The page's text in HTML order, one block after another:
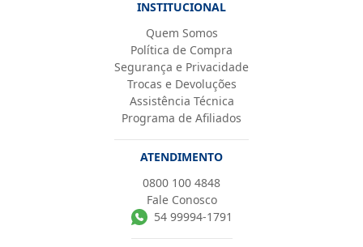
INSTITUCIONAL
Quem Somos
Política de Compra
Segurança e Privacidade
Trocas e Devoluções
Assistência Técnica
Programa de Afiliados
ATENDIMENTO
0800 100 4848
Fale Conosco
54 99994-1791